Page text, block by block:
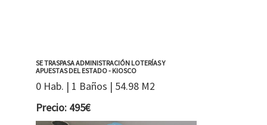
SE TRASPASA ADMINISTRACIÓN LOTERÍAS Y
APUESTAS DEL ESTADO - KIOSCO
0 Hab. | 1 Baños | 54.98 M2
Precio: 495€